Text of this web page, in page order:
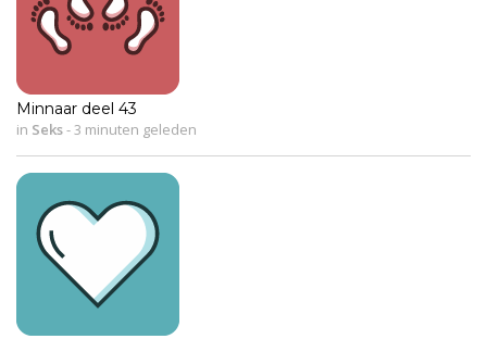
Minnaar deel 43
in Seks-3 minuten geleden